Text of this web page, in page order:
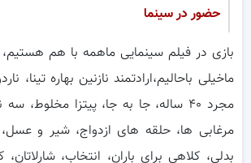
حضور در سینما
بازی در فیلم سینمایی ماهمه با هم
مجرد ۴۰ ساله، جا به جا، پیتزا
مرغابی ها، حلقه های ازدواج، شیر و عسل،
بدلی، کلاهی برای باران، انتخاب،